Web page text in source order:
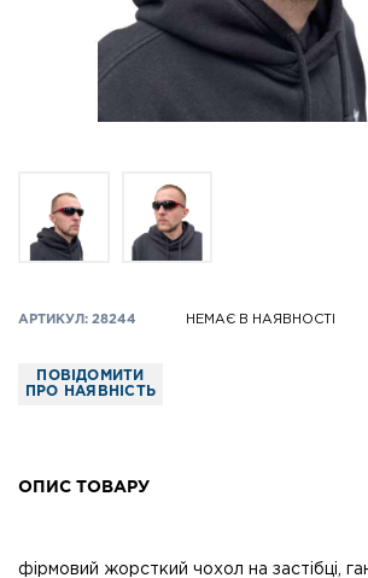
АРТИКУЛ: 28244 НЕМАЄ В НАЯВНОСТІ
ПОВІДОМИТИ
ПРО НАЯВНІСТЬ
ОПИС ТОВАРУ
фірмовий жорсткий чохол на застібці,